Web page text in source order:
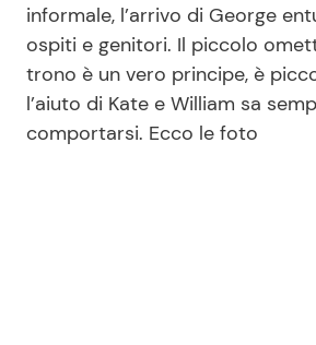
informale, l’arrivo di George
ospiti e genitori. Il piccolo
trono è un vero principe, è
l’aiuto di Kate e William sa
comportarsi. Ecco le foto